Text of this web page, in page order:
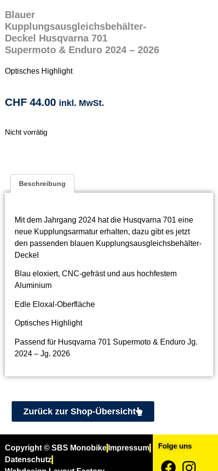
Blauer
Kupplungsausgleichsbehälter-
Deckel Husqvarna 701
Supermoto & Enduro 2024 – 2026
Optisches Highlight
CHF 44.00 inkl. MwSt.
Nicht vorrätig
Beschreibung
Mit dem Jahrgang 2024 hat die Husqvarna 701 eine
neue Kupplungsarmatur erhalten, dazu gibt es jetzt
den passenden blauen Kupplungsausgleichsbehälter-
Deckel
Blau eloxiert, CNC-gefräst und aus hochfestem
Aluminium
Edle Eloxal-Oberfläche
Optisches Highlight
Passend für Husqvarna 701 Supermoto & Enduro Jg.
2024 – Jg. 2026
Zurück zur Shop-Übersicht
Copyright © SBS Monobike Impressum
Datenschutz
Folge uns